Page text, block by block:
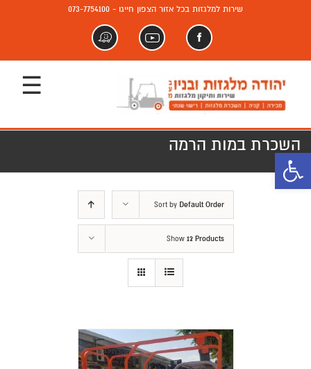
פתח סרגל נגישות
שירות למלגזות בכל אזור הצפון חייגו - 073-7754100
פייסבוקיוטיובוויז
השכרת במות הרמה
Sort by Default Order
Show 12 Products